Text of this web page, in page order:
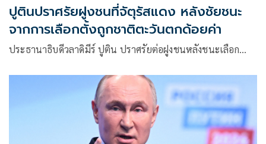
ปูตินปราศรัยฝูงชนที่จัตุรัสแดง หลังชัยชนะ
จากการเลือกตั้งถูกชาติตะวันตกด้อยค่า
ประธานาธิบดีวลาดิมีร์ ปูติน ปราศรัยต่อฝูงชนหลังชนะเลือก…